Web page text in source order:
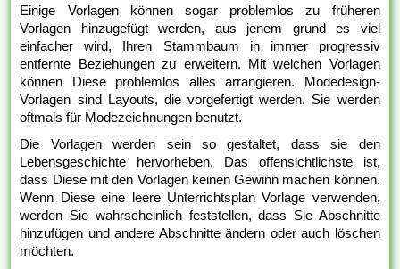
Einige Vorlagen können sogar problemlos zu früheren
Vorlagen hinzugefügt werden, aus jenem grund es viel
einfacher wird, Ihren Stammbaum in immer progressiv
entfernte Beziehungen zu erweitern. Mit welchen Vorlagen
können Diese problemlos alles arrangieren. Modedesign-
Vorlagen sind Layouts, die vorgefertigt werden. Sie werden
oftmals für Modezeichnungen benutzt.
Die Vorlagen werden sein so gestaltet, dass sie den
Lebensgeschichte hervorheben. Das offensichtlichste ist,
dass Diese mit den Vorlagen keinen Gewinn machen können.
Wenn Diese eine leere Unterrichtsplan Vorlage verwenden,
werden Sie wahrscheinlich feststellen, dass Sie Abschnitte
hinzufügen und andere Abschnitte ändern oder auch löschen
möchten.